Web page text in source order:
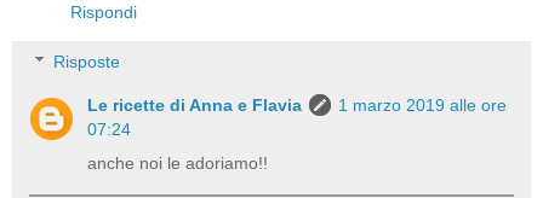
Rispondi
Risposte
Le ricette di Anna e Flavia
1 marzo 2019 alle ore
07:24
anche noi le adoriamo!!